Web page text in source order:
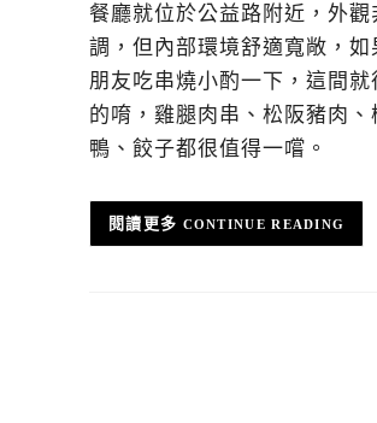
餐廳就位於公益路附近，外觀
調，但內部環境舒適寬敞，如
朋友吃串燒小酌一下，這間就
的唷，雞腿肉串、松阪豬肉、
鴨、餃子都很值得一嚐。
CONTINUE READING